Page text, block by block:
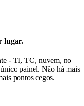
lugar.
- TI, TO, nuvem, no
painel. Não há mais
pontos cegos.